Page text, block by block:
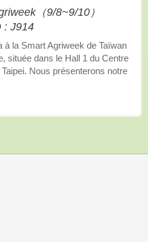
（9/8~9/10）
: J914
à la Smart Agriweek de Taïwan
située dans le Hall 1 du Centre
Nous présenterons notre